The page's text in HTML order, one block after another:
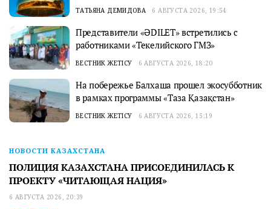
ТАТЬЯНА ДЕМИДОВА 6 АВГУСТА 2026, 19:54
Представители «ӘDILET» встретились с
работниками «Текелийского ГМЗ»
ВЕСТНИК ЖЕТІСУ 6 АВГУСТА 2026, 18:20
На побережье Балхаша прошел экосубботник
в рамках программы «Таза Қазақстан»
ВЕСТНИК ЖЕТІСУ 6 АВГУСТА 2026, 15:19
НОВОСТИ КАЗАХСТАНА
ПОЛИЦИЯ КАЗАХСТАНА ПРИСОЕДИНИЛАСЬ К
ПРОЕКТУ «ЧИТАЮЩАЯ НАЦИЯ»
6 АВГУСТА 2026, 20:39